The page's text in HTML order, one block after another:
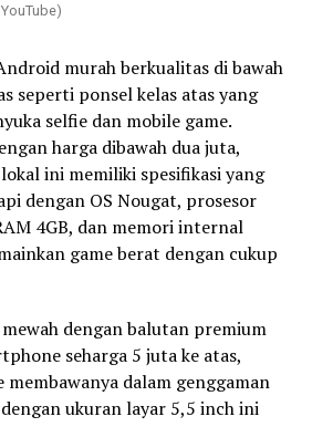
murah berkualitas di bawah
seperti ponsel kelas atas yang
selfie dan mobile game.
harga dibawah dua juta,
ini memiliki spesifikasi yang
dengan OS Nougat, prosesor
4GB, dan memori internal
game berat dengan cukup
dengan balutan premium
seharga 5 juta ke atas,
membawanya dalam genggaman
ukuran layar 5,5 inch ini